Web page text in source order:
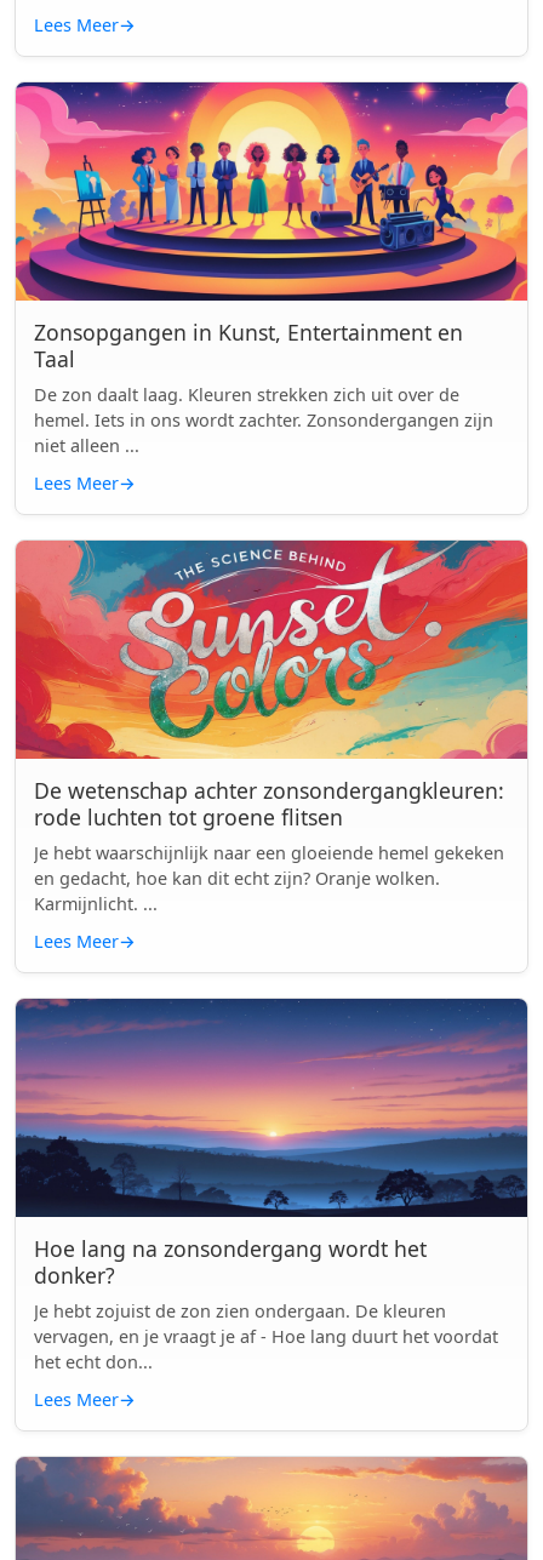
Lees Meer→
Zonsopgangen in Kunst, Entertainment en
Taal
De zon daalt laag. Kleuren strekken zich uit over de
hemel. Iets in ons wordt zachter. Zonsondergangen zijn
niet alleen ...
Lees Meer→
De wetenschap achter zonsondergangkleuren:
rode luchten tot groene flitsen
Je hebt waarschijnlijk naar een gloeiende hemel gekeken
en gedacht, hoe kan dit echt zijn? Oranje wolken.
Karmijnlicht. ...
Lees Meer→
Hoe lang na zonsondergang wordt het
donker?
Je hebt zojuist de zon zien ondergaan. De kleuren
vervagen, en je vraagt je af - Hoe lang duurt het voordat
het echt don...
Lees Meer→